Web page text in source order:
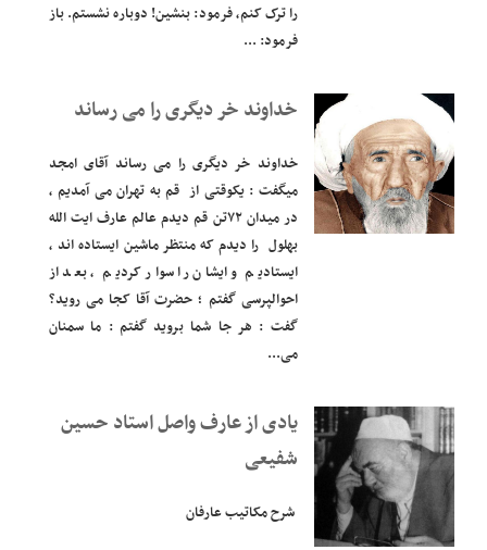
را ترک کنم، فرمود: بنشین! دوباره نشستم. باز
خداوند خر دیگری را می رساند
خداوند خر دیگری را می رساند آقای امجد
میگفت : یکوقتی از قم به تهران می آمدیم ،
در میدان ۷۲تن قم دیدم عالم عارف ایت الله
بهلول را دیدم که منتظر ماشین ایستاده اند ،
ایستادیم و ایشان را سوار کردیم ، بعد از
احوالپرسی گفتم ؛ حضرت آقا کجا می روید؟
گفت : هر جا شما بروید گفتم : ما سمنان
یادی از عارف واصل استاد حسین
شفیعی
شرح مکاتیب عارفان